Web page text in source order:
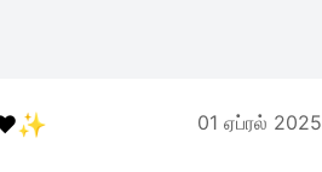
❤️✨ 01 ஏப்ரல் 2025